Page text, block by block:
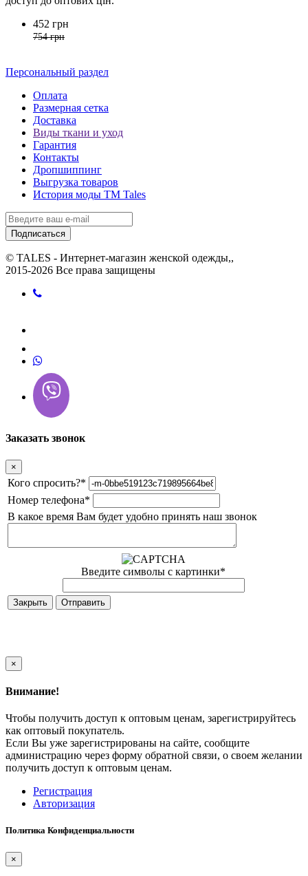
452 грн
754 грн
Персональный раздел
Оплата
Размерная сетка
Доставка
Виды ткани и уход
Гарантия
Контакты
Дропшиппинг
Выгрузка товаров
История моды ТМ Tales
Подписаться
© TALES - Интернет-магазин женской одежды,,
2015-2026 Все права защищены
Заказать звонок
×
Кого спросить?*
Номер телефона*
В какое время Вам будет удобно принять наш звонок
Введите символы с картинки*
Закрыть
×
Внимание!
Чтобы получить доступ к оптовым ценам, зарегистрируйтесь
как оптовый покупатель.
Если Вы уже зарегистрированы на сайте, сообщите
администрацию через форму обратной связи, о своем желании
получить доступ к оптовым ценам.
Регистрация
Авторизация
Политика Конфиденциальности
×